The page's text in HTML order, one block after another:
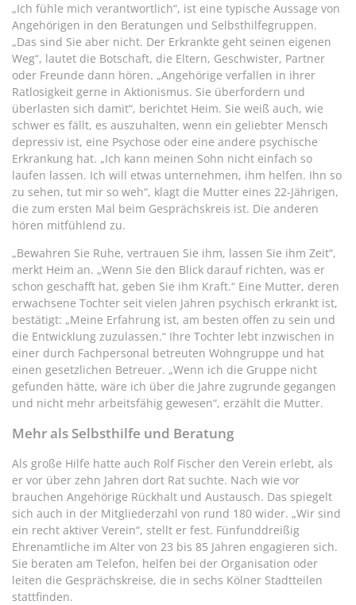
„Ich fühle mich verantwortlich“, ist eine typische Aussage von
Angehörigen in den Beratungen und Selbsthilfegruppen.
„Das sind Sie aber nicht. Der Erkrankte geht seinen eigenen
Weg“, lautet die Botschaft, die Eltern, Geschwister, Partner
oder Freunde dann hören. „Angehörige verfallen in ihrer
Ratlosigkeit gerne in Aktionismus. Sie überfordern und
überlasten sich damit“, berichtet Heim. Sie weiß auch, wie
schwer es fällt, es auszuhalten, wenn ein geliebter Mensch
depressiv ist, eine Psychose oder eine andere psychische
Erkrankung hat. „Ich kann meinen Sohn nicht einfach so
laufen lassen. Ich will etwas unternehmen, ihm helfen. Ihn so
zu sehen, tut mir so weh“, klagt die Mutter eines 22-Jährigen,
die zum ersten Mal beim Gesprächskreis ist. Die anderen
hören mitfühlend zu.
„Bewahren Sie Ruhe, vertrauen Sie ihm, lassen Sie ihm Zeit“,
merkt Heim an. „Wenn Sie den Blick darauf richten, was er
schon geschafft hat, geben Sie ihm Kraft.“ Eine Mutter, deren
erwachsene Tochter seit vielen Jahren psychisch erkrankt ist,
bestätigt: „Meine Erfahrung ist, am besten offen zu sein und
die Entwicklung zuzulassen.“ Ihre Tochter lebt inzwischen in
einer durch Fachpersonal betreuten Wohngruppe und hat
einen gesetzlichen Betreuer. „Wenn ich die Gruppe nicht
gefunden hätte, wäre ich über die Jahre zugrunde gegangen
und nicht mehr arbeitsfähig gewesen“, erzählt die Mutter.
Mehr als Selbsthilfe und Beratung
Als große Hilfe hatte auch Rolf Fischer den Verein erlebt, als
er vor über zehn Jahren dort Rat suchte. Nach wie vor
brauchen Angehörige Rückhalt und Austausch. Das spiegelt
sich auch in der Mitgliederzahl von rund 180 wider. „Wir sind
ein recht aktiver Verein“, stellt er fest. Fünfunddreißig
Ehrenamtliche im Alter von 23 bis 85 Jahren engagieren sich.
Sie beraten am Telefon, helfen bei der Organisation oder
leiten die Gesprächskreise, die in sechs Kölner Stadtteilen
stattfinden.